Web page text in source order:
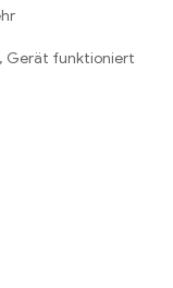
Gerät funktioniert